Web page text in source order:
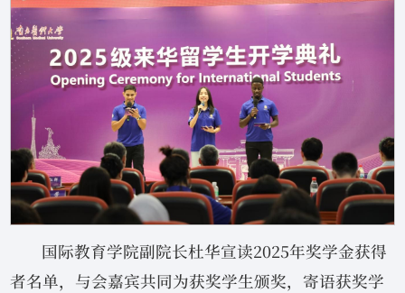
国际教育学院副院长杜华宣读2025年奖学金获得
者名单，与会嘉宾共同为获奖学生颁奖，寄语获奖学